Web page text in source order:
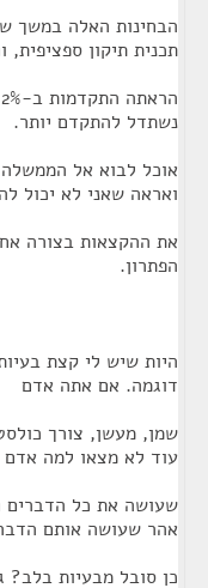
הבחינות האלה במשך
תכנית תיקון ספציפית,
נשתדל להתקדם יותר.
אוכל לבוא אל
ואראה שאני לא יכול
את ההקצאות בצורה
הפתרון.
היות שיש לי קצת
דוגמה. אם אתה אדם
שמן, מעשן, צורך
עוד לא מצאו למה אדם
שעושה את כל הדברים
אהר שעושה אותם
כן סובל מבעיות בלב?